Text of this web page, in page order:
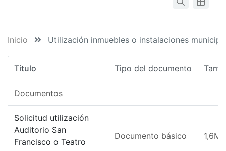
Inicio Utilización inmuebles o instalaciones
Título Tipo del documento
Documentos
Solicitud utilización
Auditorio San
Francisco o Teatro
Documento básico 1,6MB